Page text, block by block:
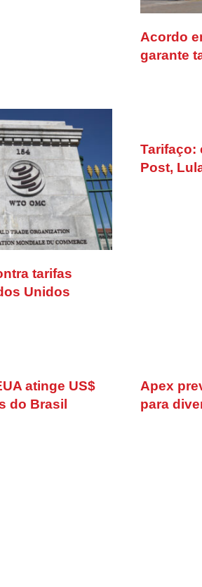
Acordo
garante
tarifas
Unidos
Tarifaço:
Post,
atinge US$
do Brasil
Apex
para